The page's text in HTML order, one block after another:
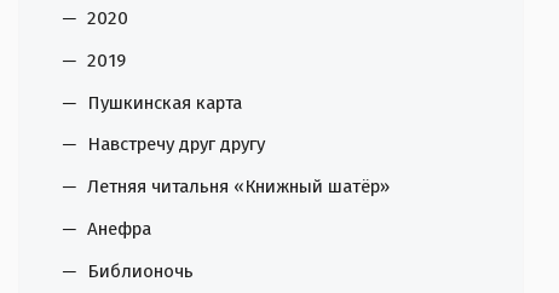
2020
2019
Пушкинская карта
Навстречу друг другу
Летняя читальня «Книжный шатёр»
Анефра
Библионочь